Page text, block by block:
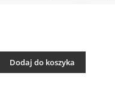
Dodaj do koszyka